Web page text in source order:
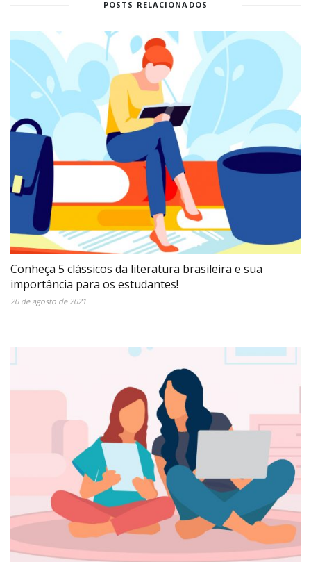
POSTS RELACIONADOS
Conheça 5 clássicos da literatura brasileira e sua
importância para os estudantes!
20 de agosto de 2021